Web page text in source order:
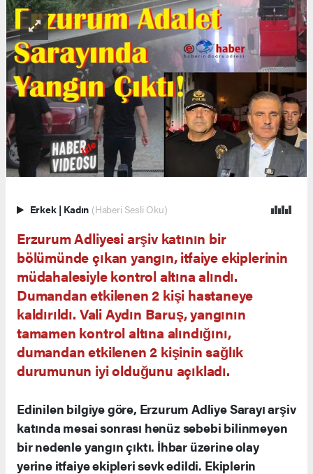
Erkek | Kadın (Haberi Sesli Oku)
Erzurum Adliyesi arşiv katının bir
bölümünde çıkan yangın, itfaiye ekiplerinin
müdahalesiyle kontrol altına alındı.
Dumandan etkilenen 2 kişi hastaneye
kaldırıldı. Vali Aydın Baruş, yangının
tamamen kontrol altına alındığını,
dumandan etkilenen 2 kişinin sağlık
durumunun iyi olduğunu açıkladı.
Edinilen bilgiye göre, Erzurum Adliye Sarayı arşiv
katında mesai sonrası henüz sebebi bilinmeyen
bir nedenle yangın çıktı. İhbar üzerine olay
yerine itfaiye ekipleri sevk edildi. Ekiplerin